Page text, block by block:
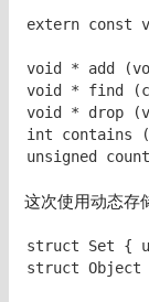
extern const
void * add
void * find
void * drop
int contains
unsigned
这次使用动态存
struct Set {
struct